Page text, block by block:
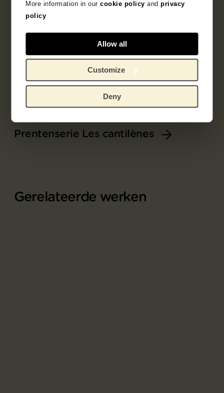
More information in ourcookie policy andprivacy
policy
Allow all
Customize
Deny
Prentenserie Les cantilènes
Gerelateerde werken